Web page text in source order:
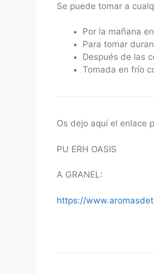
Se puede tomar a
Por la mañana
Para tomar
Después de las
Tomada en frío
Os dejo aquí el enlace
PU ERH OASIS
A GRANEL:
https://